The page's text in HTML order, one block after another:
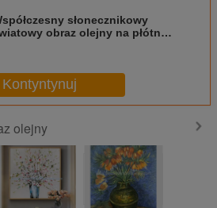
słonecznikowy
obraz olejny na płótnie
Kontyntynuj
olejny